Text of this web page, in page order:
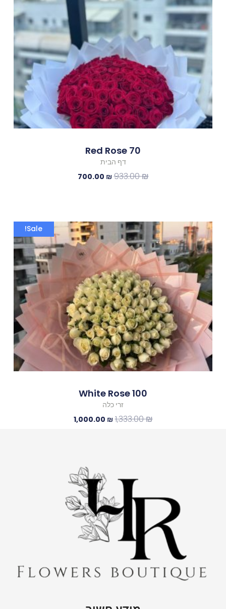
70 Red Rose
דף הבית
933.00₪
היה:
933.00 ₪.
700.00 ₪
הוא:
700.00 ₪.
Sale!
100 White Rose
זרי כלה
1,333.00₪
המחיר
המקורי
היה:
1,333.00 ₪.
1,000.00 ₪
המחיר
הנוכחי
הוא:
1,000.00 ₪.